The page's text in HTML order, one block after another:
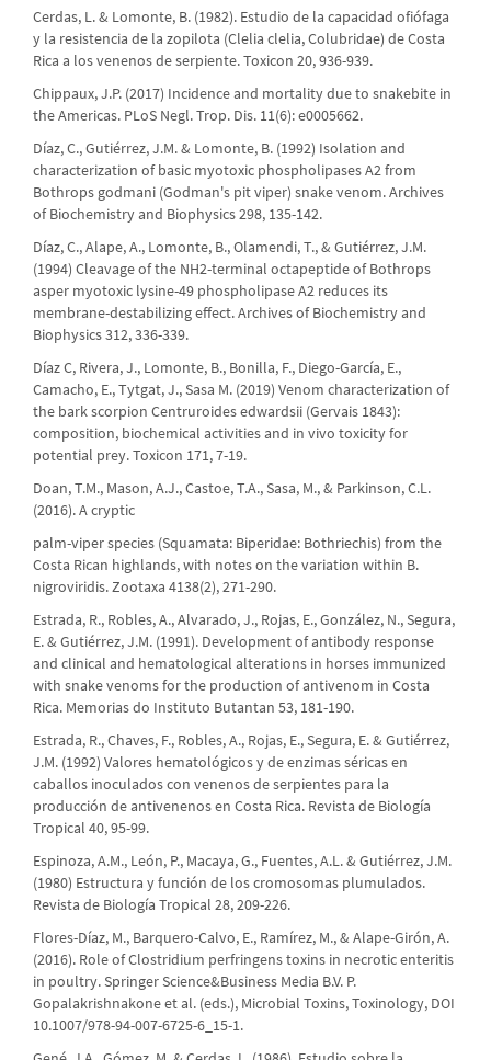
Cerdas, L. & Lomonte, B. (1982). Estudio de la capacidad ofiófaga
y la resistencia de la zopilota (Clelia clelia, Colubridae) de Costa
Rica a los venenos de serpiente. Toxicon 20, 936-939.
Chippaux, J.P. (2017) Incidence and mortality due to snakebite in
the Americas. PLoS Negl. Trop. Dis. 11(6): e0005662.
Díaz, C., Gutiérrez, J.M. & Lomonte, B. (1992) Isolation and
characterization of basic myotoxic phospholipases A2 from
Bothrops godmani (Godman's pit viper) snake venom. Archives
of Biochemistry and Biophysics 298, 135-142.
Díaz, C., Alape, A., Lomonte, B., Olamendi, T., & Gutiérrez, J.M.
(1994) Cleavage of the NH2-terminal octapeptide of Bothrops
asper myotoxic lysine-49 phospholipase A2 reduces its
membrane-destabilizing effect. Archives of Biochemistry and
Biophysics 312, 336-339.
Díaz C, Rivera, J., Lomonte, B., Bonilla, F., Diego-García, E.,
Camacho, E., Tytgat, J., Sasa M. (2019) Venom characterization of
the bark scorpion Centruroides edwardsii (Gervais 1843):
composition, biochemical activities and in vivo toxicity for
potential prey. Toxicon 171, 7-19.
Doan, T.M., Mason, A.J., Castoe, T.A., Sasa, M., & Parkinson, C.L.
(2016). A cryptic
palm-viper species (Squamata: Biperidae: Bothriechis) from the
Costa Rican highlands, with notes on the variation within B.
nigroviridis. Zootaxa 4138(2), 271-290.
Estrada, R., Robles, A., Alvarado, J., Rojas, E., González, N., Segura,
E. & Gutiérrez, J.M. (1991). Development of antibody response
and clinical and hematological alterations in horses immunized
with snake venoms for the production of antivenom in Costa
Rica. Memorias do Instituto Butantan 53, 181-190.
Estrada, R., Chaves, F., Robles, A., Rojas, E., Segura, E. & Gutiérrez,
J.M. (1992) Valores hematológicos y de enzimas séricas en
caballos inoculados con venenos de serpientes para la
producción de antivenenos en Costa Rica. Revista de Biología
Tropical 40, 95-99.
Espinoza, A.M., León, P., Macaya, G., Fuentes, A.L. & Gutiérrez, J.M.
(1980) Estructura y función de los cromosomas plumulados.
Revista de Biología Tropical 28, 209-226.
Flores-Díaz, M., Barquero-Calvo, E., Ramírez, M., & Alape-Girón, A.
(2016). Role of Clostridium perfringens toxins in necrotic enteritis
in poultry. Springer Science&Business Media B.V. P.
Gopalakrishnakone et al. (eds.), Microbial Toxins, Toxinology, DOI
10.1007/978-94-007-6725-6_15-1.